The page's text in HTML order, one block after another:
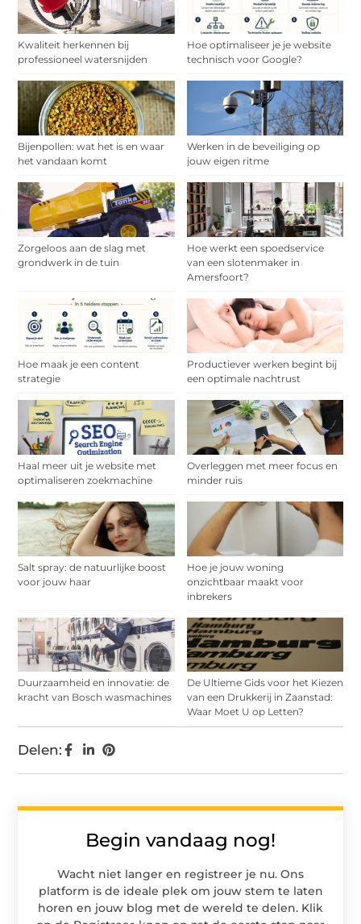
Kwaliteit herkennen bij
professioneel watersnijden
Hoe optimaliseer je je website
technisch voor Google?
Bijenpollen: wat het is en waar
het vandaan komt
Werken in de beveiliging op
jouw eigen ritme
Zorgeloos aan de slag met
grondwerk in de tuin
Hoe werkt een spoedservice
van een slotenmaker in
Amersfoort?
Hoe maak je een content
strategie
Productiever werken begint bij
een optimale nachtrust
Haal meer uit je website met
optimaliseren zoekmachine
Overleggen met meer focus en
minder ruis
Salt spray: de natuurlijke boost
voor jouw haar
Hoe je jouw woning
onzichtbaar maakt voor
inbrekers
Duurzaamheid en innovatie: de
kracht van Bosch wasmachines
De Ultieme Gids voor het Kiezen
van een Drukkerij in Zaanstad:
Waar Moet U op Letten?
Begin vandaag nog!
Wacht niet langer en registreer je nu. Ons
platform is de ideale plek om jouw stem te laten
horen en jouw blog met de wereld te delen. Klik
Delen: